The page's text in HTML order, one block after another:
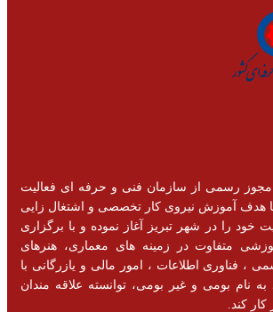
مجوز رسمی از سازمان فنی و حرفه ای فعالیت
را از سال 1394با هدف آموزش نیروی کار تخصصی و اشتغال زایی
را در شهر تبریز آغاز نموده و با برگزاری
متفاوت در زمینه های معماری، هنرهای
، فناوری اطلاعات ، امور مالی و یازرگانی با
به نام بومی و غیر بومی، توانسته علاقه مندان
کار کند.